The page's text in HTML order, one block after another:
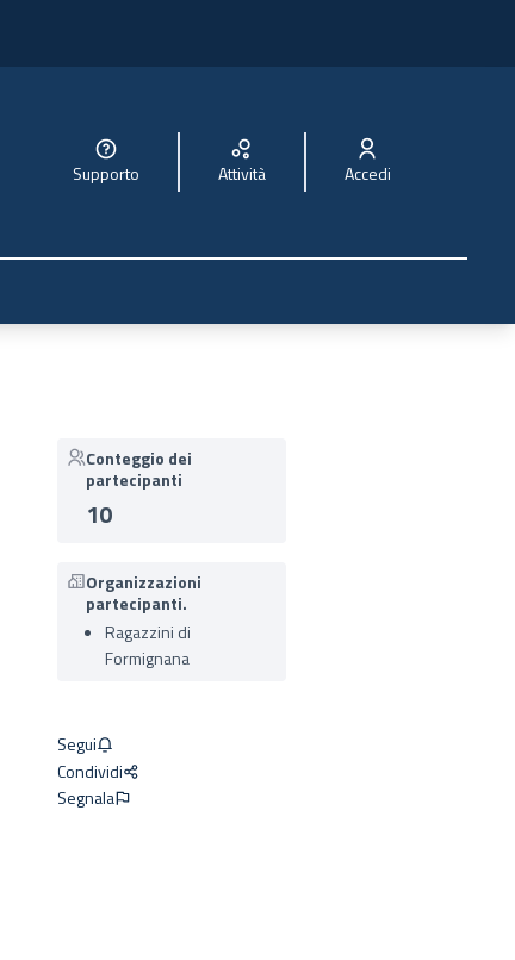
Supporto Attività Accedi
Conteggio dei
partecipanti
10
Organizzazioni
partecipanti.
Ragazzini di
Formignana
Segui
Condividi
Segnala